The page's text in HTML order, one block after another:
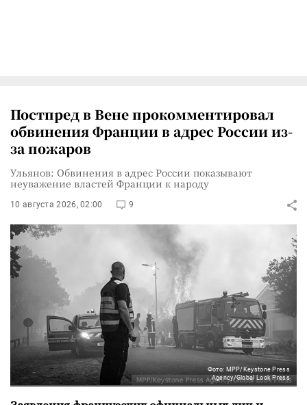
Постпред в Вене прокомментировал
обвинения Франции в адрес России из-
за пожаров
Ульянов: Обвинения в адрес России показывают
неуважение властей Франции к народу
10 августа 2026, 02:00 9
Фото: MPP/Keystone Press
Agency/Global Look Press